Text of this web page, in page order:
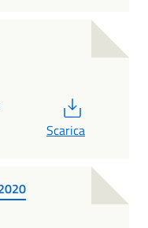
Scarica